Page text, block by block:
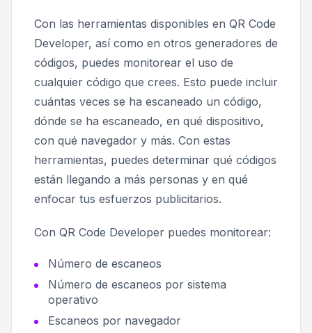
Con las herramientas disponibles en QR Code
Developer, así como en otros generadores de
códigos, puedes monitorear el uso de
cualquier código que crees. Esto puede incluir
cuántas veces se ha escaneado un código,
dónde se ha escaneado, en qué dispositivo,
con qué navegador y más. Con estas
herramientas, puedes determinar qué códigos
están llegando a más personas y en qué
enfocar tus esfuerzos publicitarios.
Con QR Code Developer puedes monitorear:
Número de escaneos
Número de escaneos por sistema
operativo
Escaneos por navegador